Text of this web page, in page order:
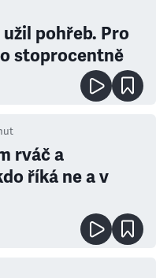
pohřeb. Pro
stoprocentně
rváč a
říká ne a v